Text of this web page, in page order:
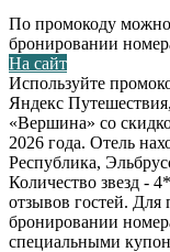
По промокоду
бронировании
На сайт
Используйте
Яндекс
«Вершина» со
2026 года. Отель
Республика,
Количество звезд -
отзывов гостей.
бронировании
специальными